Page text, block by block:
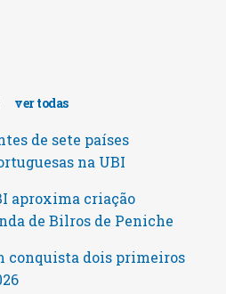
ver todas
de sete países
na UBI
aproxima criação
de Bilros de Peniche
conquista dois primeiros